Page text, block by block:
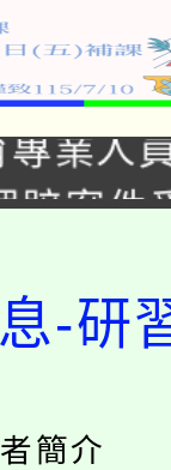
入校路
業人
賠案件
度第
結果(
知識
度學生
-研
簡介